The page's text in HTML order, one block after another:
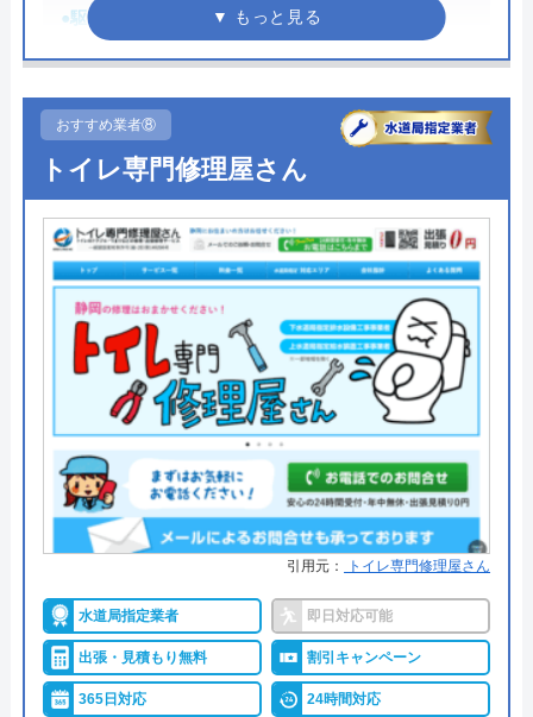
●駆けつけ時間 最短20分で急行
●受付時間 24H受付＜年中無休＞
●定休日
●累計実績
関西エリアでの年間対応件数
10,000件以上
●保証・保険 ―
詳細は公式HPでご確認ください
イーライフサポートセンターがおすすめの
関西全域が対応エリアに含まれ、最寄りの営業所か
らスタッフが最短20分で駆け付けます。水道局指定
業者で、年中無休、24時間受付のほか、フリーダイ
ヤルまたはサイトの問い合わせフォームから相談で
休日や深夜・早朝の割増はなく、相談や見積もり、
見積もり後のキャンセル、出張費も無料です。
おすすめ業者⑧
トイレ専門修理屋さん
引用元： トイレ専門修理屋さん
水道局指定業者 即日対応可能
出張・見積もり無料 割引キャンペーン
365日対応 24時間対応